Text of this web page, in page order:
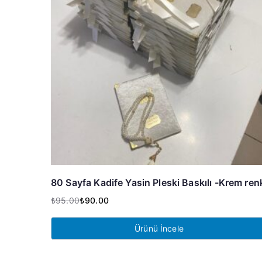
80 Sayfa Kadife Yasin Pleski Baskılı -Krem
₺95.00
Orijinal
fiyat:
₺95.00.
₺90.00
Şu
andaki
fiyat:
Ürünü İncele